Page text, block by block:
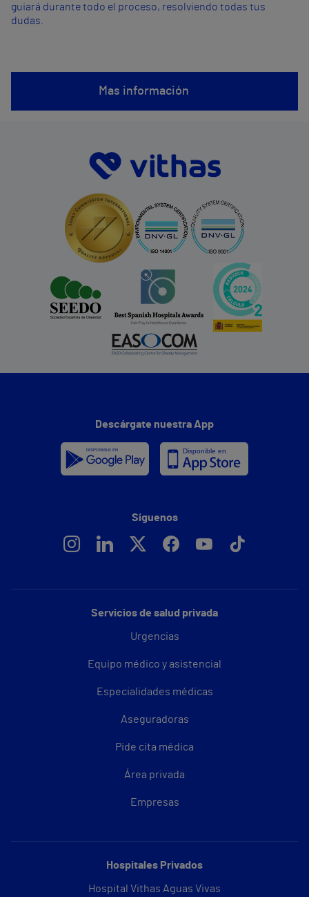
guiará durante todo el proceso, resolviendo todas tus
dudas.
Mas información
Servicios de salud privada
Urgencias
Equipo médico y asistencial
Especialidades médicas
Aseguradoras
Pide cita médica
Área privada
Empresas
Hospitales Privados
Hospital Vithas Aguas Vivas
Descárgate nuestra App
Síguenos